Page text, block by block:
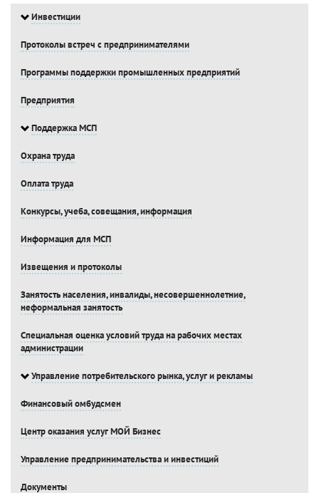
Инвестиции
Протоколы встреч с предпринимателями
Программы поддержки промышленных предприятий
Предприятия
Поддержка МСП
Охрана труда
Оплата труда
Конкурсы, учеба, совещания, информация
Информация для МСП
Извещения и протоколы
Занятость населения, инвалиды, несовершеннолетние,
неформальная занятость
Специальная оценка условий труда на рабочих местах
администрации
Управление потребительского рынка, услуг и рекламы
Финансовый омбудсмен
Центр оказания услуг МОЙ Бизнес
Управление предпринимательства и инвестиций
Документы